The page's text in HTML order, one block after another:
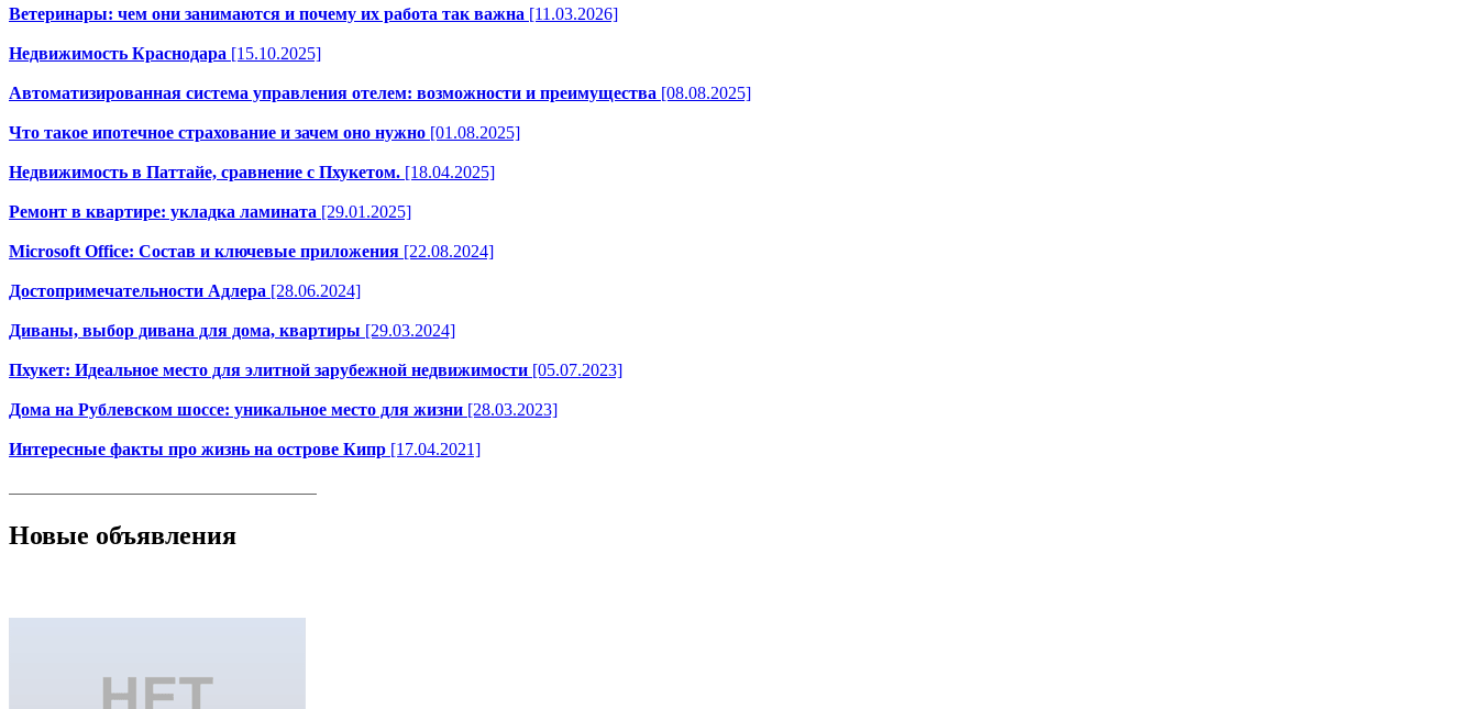
Ветеринары: чем они занимаются и почему их работа так важна [11.03.2026]
Недвижимость Краснодара [15.10.2025]
Автоматизированная система управления отелем: возможности и преимущества [08.08.2025]
Что такое ипотечное страхование и зачем оно нужно [01.08.2025]
Недвижимость в Паттайе, сравнение с Пхукетом. [18.04.2025]
Ремонт в квартире: укладка ламината [29.01.2025]
Microsoft Office: Состав и ключевые приложения [22.08.2024]
Достопримечательности Адлера [28.06.2024]
Диваны, выбор дивана для дома, квартиры [29.03.2024]
Пхукет: Идеальное место для элитной зарубежной недвижимости [05.07.2023]
Дома на Рублевском шоссе: уникальное место для жизни [28.03.2023]
Интересные факты про жизнь на острове Кипр [17.04.2021]
Новые объявления